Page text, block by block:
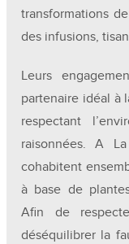
transformations
des infusions,
Leurs
partenaire idéal à
respectant
raisonnées. A
cohabitent
à base de
Afin de
déséquilibrer la